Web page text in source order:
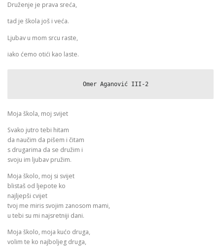
Druženje je prava sreća,
tad je škola još i veća.
Ljubav u mom srcu raste,
iako ćemo otići kao laste.
                   Omer Aganović III-2
Moja škola, moj svijet
Svako jutro tebi hitam
da naučim da pišem i čitam
s drugarima da se družim i
svoju im ljubav pružim.
Moja školo, moj si svijet
blistaš od ljepote ko
najljepši cvijet
tvoj me miris svojim zanosom mami,
u tebi su mi najsretniji dani.
Moja školo, moja kućo druga,
volim te ko najboljeg druga,